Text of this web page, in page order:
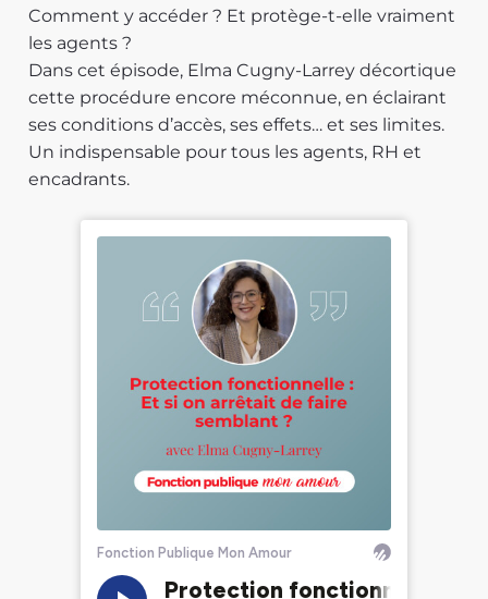
Comment y accéder ? Et protège-t-elle vraiment
les agents ?
Dans cet épisode, Elma Cugny-Larrey décortique
cette procédure encore méconnue, en éclairant
ses conditions d’accès, ses effets… et ses limites.
Un indispensable pour tous les agents, RH et
encadrants.